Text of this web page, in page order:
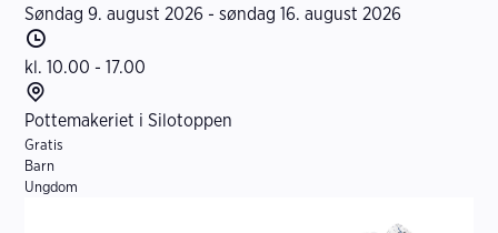
a
o
Søndag 9. august 2026 - søndag 16. august 2026
i
s
p
u
n
kl. 10.00 - 17.00
t
e
d
Pottemakeriet i Silotoppen
I
n
f
Gratis
Barn
Ungdom